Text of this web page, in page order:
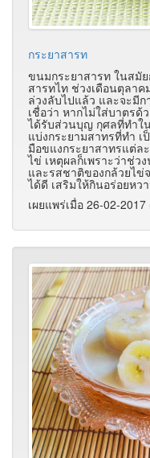
กระยาสารท
ขนมกระยาสารท ในสมั
สารทไท ช่วงเดือนตุลา
ล่วงลับไปแล้ว และจะมี
เชื่อว่า หากไม่ใส่บาตรด้
ได้รับส่วนบุญ กุศลที่ทำใ
แบ่งกระยามสาทรที่ทำ
มือขแงกระยาสาทรแต่ล
ไข่ เหตุผลก็เพราะว่าช่ว
และรสชาติของกล้วยไข่
ได้ดี เสริมให้กินอร่อยหว
เผยแพร่เมื่อ 26-02-